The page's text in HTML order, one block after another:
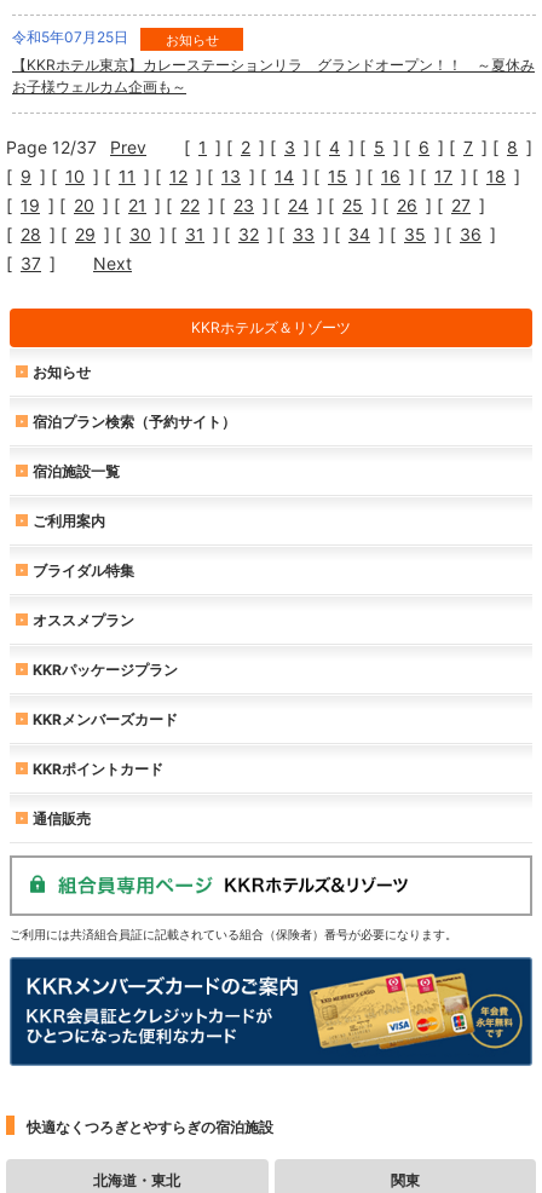
KKRホテルズ＆リゾーツ
お知らせ
宿泊プラン検索（予約サイト）
宿泊施設一覧
ご利用案内
ブライダル特集
オススメプラン
KKRパッケージプラン
KKRメンバーズカード
KKRポイントカード
通信販売
ご利用には共済組合員証に記載されている組合（保険者）番号が必要になります。
令和5年07月25日 お知らせ
【KKRホテル東京】カレーステーションリラ グランドオープン！！ ～夏休み
お子様ウェルカム企画も～
Page 12/37 Prev [ 1 ] [ 2 ] [ 3 ] [ 4 ] [ 5 ] [ 6 ] [ 7 ] [ 8 ]
[ 9 ] [ 10 ] [ 11 ] [ 12 ] [ 13 ] [ 14 ] [ 15 ] [ 16 ] [ 17 ] [ 18 ]
[ 19 ] [ 20 ] [ 21 ] [ 22 ] [ 23 ] [ 24 ] [ 25 ] [ 26 ] [ 27 ]
[ 28 ] [ 29 ] [ 30 ] [ 31 ] [ 32 ] [ 33 ] [ 34 ] [ 35 ] [ 36 ]
[ 37 ] Next
快適なくつろぎとやすらぎの宿泊施設
北海道・東北 関東